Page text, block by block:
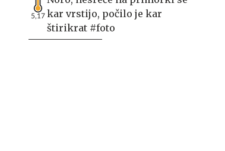
5,17 kar vrstijo, počilo je kar
štirikrat #foto